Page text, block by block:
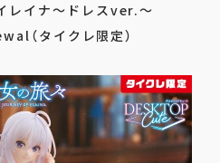
イナ～ドレスver.～
（タイクレ限定）